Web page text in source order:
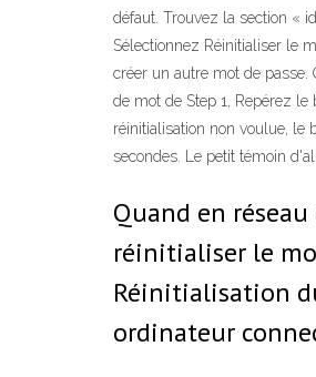
défaut. Trouvez la section «
Sélectionnez Réinitialiser le
créer un autre mot de
de mot de Step 1, Repérez
réinitialisation non voulue, le
secondes. Le petit témoin
Quand en
réinitialiser le
Réinitialisation
ordinateur